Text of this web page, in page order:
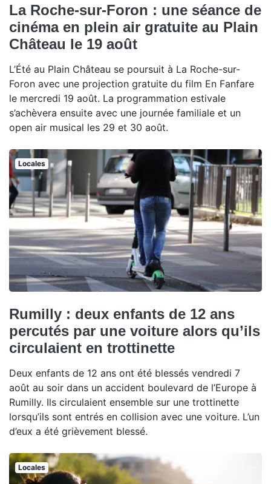
La Roche-sur-Foron : une séance de
cinéma en plein air gratuite au Plain
Château le 19 août
L’Été au Plain Château se poursuit à La Roche-sur-
Foron avec une projection gratuite du film En Fanfare
le mercredi 19 août. La programmation estivale
s’achèvera ensuite avec une journée familiale et un
open air musical les 29 et 30 août.
Locales
Rumilly : deux enfants de 12 ans
percutés par une voiture alors qu’ils
circulaient en trottinette
Deux enfants de 12 ans ont été blessés vendredi 7
août au soir dans un accident boulevard de l’Europe à
Rumilly. Ils circulaient ensemble sur une trottinette
lorsqu’ils sont entrés en collision avec une voiture. L’un
d’eux a été grièvement blessé.
Locales